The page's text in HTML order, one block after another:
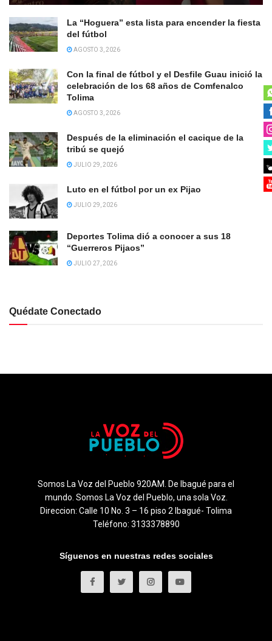
La “Hoguera” esta lista para encender la fiesta
del fútbol
AGOSTO 3, 2026
Con la final de fútbol y el Desfile Guau inició la
celebración de los 68 años de Comfenalco
Tolima
AGOSTO 3, 2026
Después de la eliminación el cacique de la
tribú se quejó
JULIO 29, 2026
Luto en el fútbol por un ex Pijao
JULIO 29, 2026
Deportes Tolima dió a conocer a sus 18
“Guerreros Pijaos”
JULIO 27, 2026
Quédate Conectado
Somos La Voz del Pueblo 920AM. De Ibagué para el
mundo. Somos La Voz del Pueblo, una sola Voz.
Direccion: Calle 10 No. 3 – 16 piso 2 Ibagué- Tolima
Teléfono: 3133378890
Síguenos en nuestras redes sociales